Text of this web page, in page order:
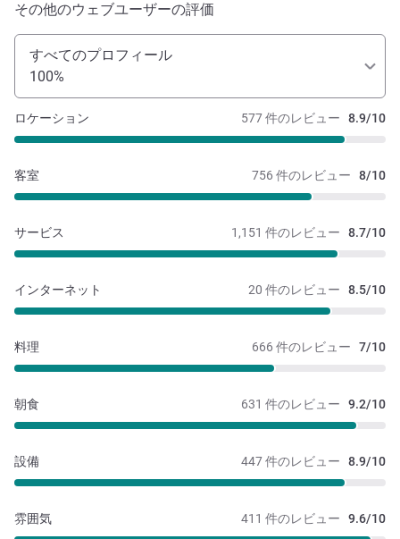
その他のウェブユーザーの評価
すべてのプロフィール
100%
577 件のレビュー 8.9/10
ロケーション
756 件のレビュー 8/10
客室
1,151 件のレビュー 8.7/10
サービス
20 件のレビュー 8.5/10
インターネット
666 件のレビュー 7/10
料理
631 件のレビュー 9.2/10
朝食
447 件のレビュー 8.9/10
設備
411 件のレビュー 9.6/10
雰囲気